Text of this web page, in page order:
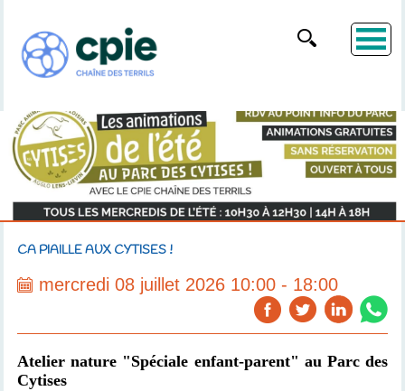
CA PIAILLE AUX CYTISES !
mercredi 08 juillet 2026 10:00 - 18:00
Atelier nature "Spéciale enfant-parent" au Parc des
Cytises